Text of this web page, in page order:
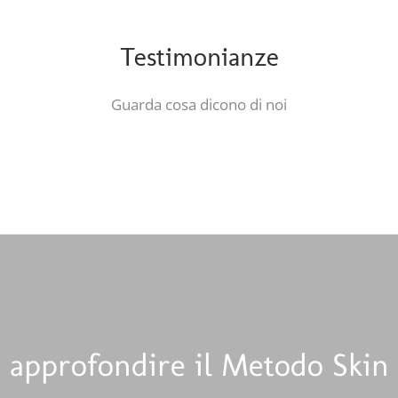
Testimonianze
Guarda cosa dicono di noi
il Metodo Skin